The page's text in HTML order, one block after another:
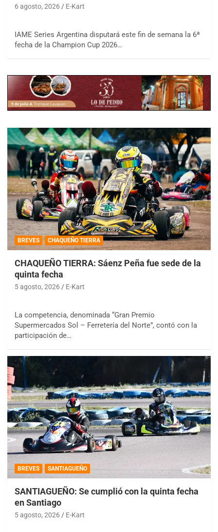
6 agosto, 2026 E-Kart
IAME Series Argentina disputará este fin de semana la 6ª
fecha de la Champion Cup 2026…
BREVES CHAQUEÑO TIERRA
CHAQUEÑO TIERRA: Sáenz Peña fue sede de la
quinta fecha
5 agosto, 2026 E-Kart
La competencia, denominada “Gran Premio
Supermercados Sol – Ferretería del Norte”, contó con la
participación de…
BREVES SANTIAGUEÑO
SANTIAGUEÑO: Se cumplió con la quinta fecha
en Santiago
5 agosto, 2026 E-Kart